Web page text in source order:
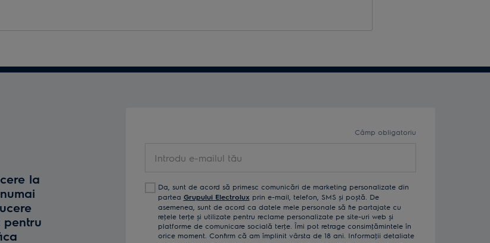
la
pentru
Câmp obligatoriu
Da, sunt de acord să primesc comunicări de marketing personalizate din
partea Grupului Electrolux prin e-mail, telefon, SMS și poștă. De
asemenea, sunt de acord ca datele mele personale să fie partajate cu
reţele terţe și utilizate pentru reclame personalizate pe site-uri web și
platforme de comunicare socială terţe. Îmi pot retrage consimţămintele în
orice moment. Confirm că am împlinit vârsta de 18 ani. Informaţii detaliate